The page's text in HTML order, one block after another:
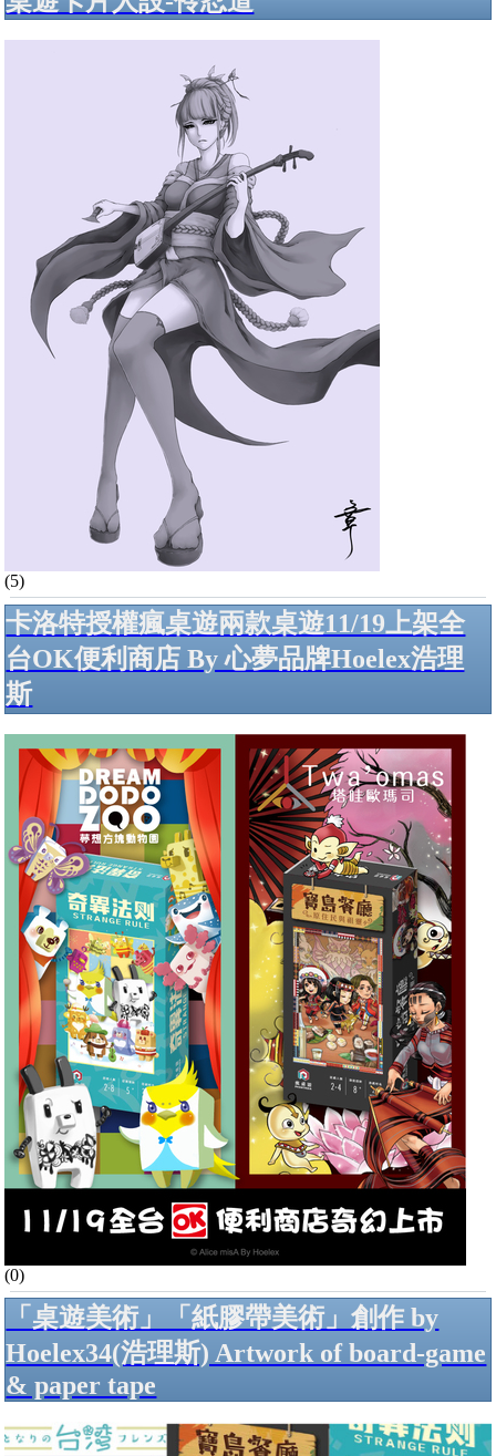
(5)
卡洛特授權瘋桌遊兩款桌遊11/19上架全
台OK便利商店 By 心夢品牌Hoelex浩理
斯
(0)
「桌遊美術」「紙膠帶美術」創作 by
Hoelex34(浩理斯) Artwork of board-game
& paper tape